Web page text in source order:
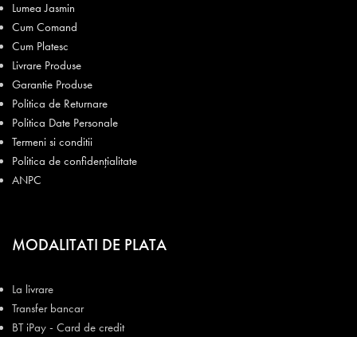
Lumea Jasmin
Cum Comand
Cum Platesc
Livrare Produse
Garantie Produse
Politica de Returnare
Politica Date Personale
Termeni si conditii
Politica de confidențialitate
ANPC
MODALITATI DE PLATA
La livrare
Transfer bancar
BT iPay - Card de credit